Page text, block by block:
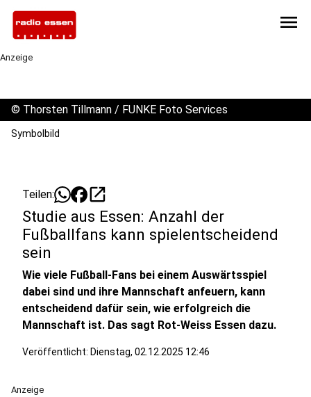
menu
Anzeige
© Thorsten Tillmann / FUNKE Foto Services
Symbolbild
Teilen: open_in_new
Studie aus Essen: Anzahl der
Fußballfans kann spielentscheidend
sein
Wie viele Fußball-Fans bei einem Auswärtsspiel
dabei sind und ihre Mannschaft anfeuern, kann
entscheidend dafür sein, wie erfolgreich die
Mannschaft ist. Das sagt Rot-Weiss Essen dazu.
Veröffentlicht: Dienstag, 02.12.2025 12:46
Anzeige